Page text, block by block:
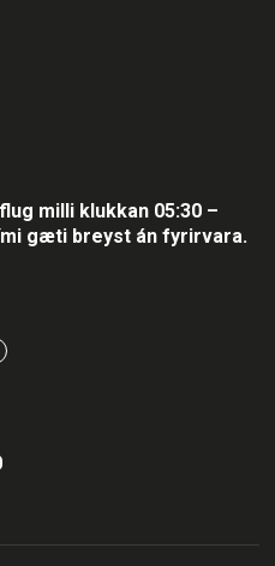
milli klukkan 05:30 –
gæti breyst án fyrirvara.